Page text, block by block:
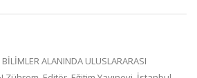
ALANINDA ULUSLARARASI